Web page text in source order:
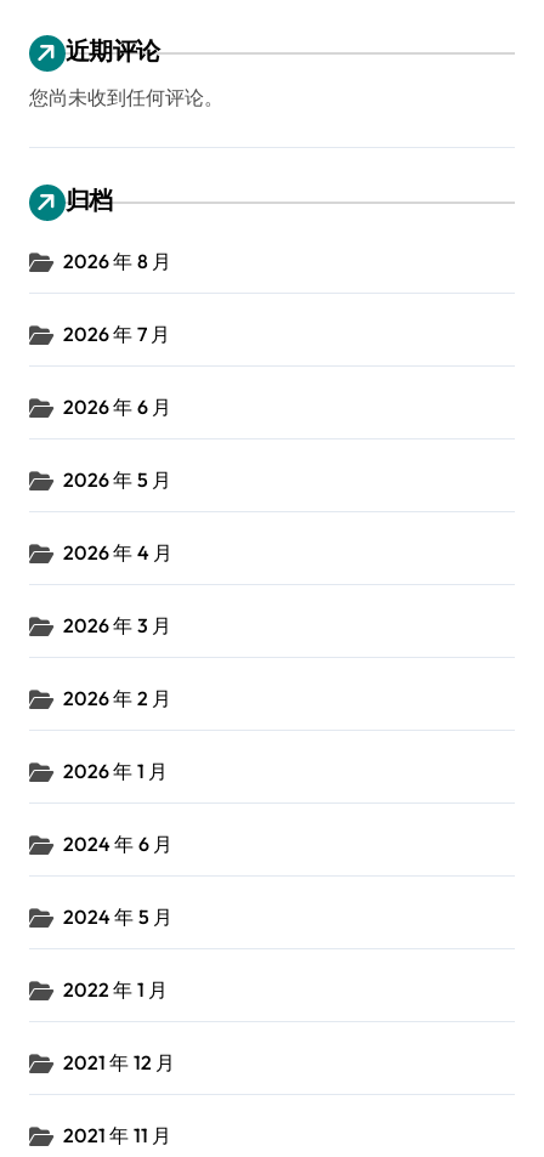
近期评论
您尚未收到任何评论。
归档
2026 年 8 月
2026 年 7 月
2026 年 6 月
2026 年 5 月
2026 年 4 月
2026 年 3 月
2026 年 2 月
2026 年 1 月
2024 年 6 月
2024 年 5 月
2022 年 1 月
2021 年 12 月
2021 年 11 月